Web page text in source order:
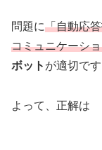
問題に「自動応
コミュニケーシ
ボット が適切です
よって、正解は